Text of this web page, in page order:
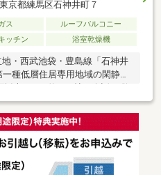
東京都練馬区石神井町７
ス
ルーフバルコニー
ッチン 浴室乾燥機
・西武池袋・豊島線「石神井
種低層住居専用地域の閑静な
家事動線の良いキッチンと洗
よる)▼設備・食器洗乾燥機・
辺環境・まいばすけっと石神
馬区立大泉東小学校 徒歩8分(約
問い合わせください。